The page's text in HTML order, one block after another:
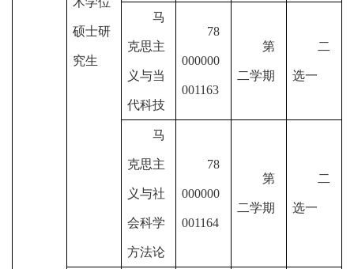
硕士研
究生
马
克思主
义与当
代科技
78
000000
001163
第
二学期
二
选一
马
克思主
义与社
会科学
方法论
78
000000
001164
第
二学期
二
选一